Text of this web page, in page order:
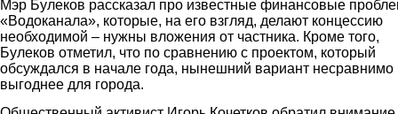
Мэр Булеков рассказал про известные финансовые
«Водоканала», которые, на его взгляд, делают концессию
необходимой – нужны вложения от частника. Кроме того,
Булеков отметил, что по сравнению с проектом, который
обсуждался в начале года, нынешний вариант несравнимо
выгоднее для города.